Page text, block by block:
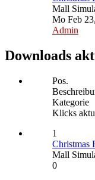
Mall
Mo Feb
Admin
Downloads
Pos.
Kategorie
Klicks
1
Christmas
Mall
0